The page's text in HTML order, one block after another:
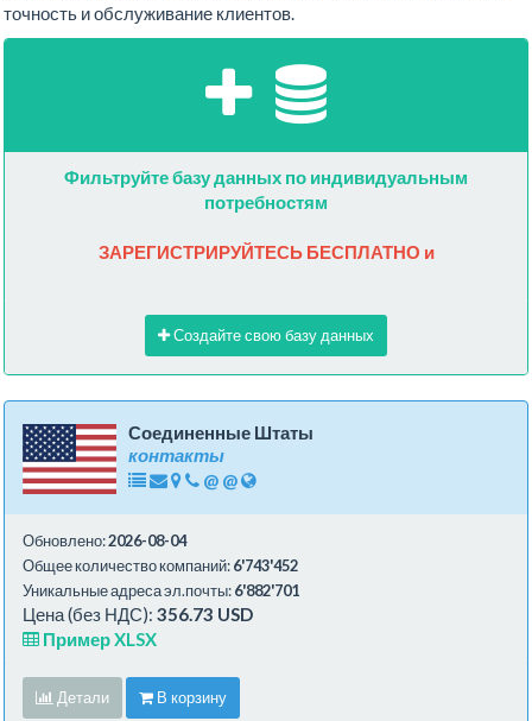
точность и обслуживание клиентов.
Фильтруйте базу данных по индивидуальным
потребностям
ЗАРЕГИСТРИРУЙТЕСЬ БЕСПЛАТНО и
Создайте свою базу данных
Соединенные Штаты
контакты
@ @
Обновлено:2026-08-04
Общее количество компаний:6'743'452
Уникальные адреса эл.почты:6'882'701
Цена (без НДС): 356.73 USD
Пример XLSX
Детали В корзину